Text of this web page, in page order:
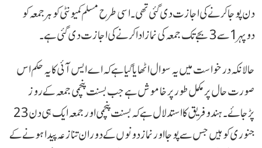
دن پوجا کرنے کی اجازت دی گئی تھی۔ اسی طرح مسلم کمیونٹی کو ہر جمعہ کو
دوپہر1 سے 3 بجے تک جمعہ کی نمازادا کرنے کی اجازت دی گئی ہے۔
حالانکہ درخواست میں یہ سوال اٹھایا گیا ہے کہ اے ایس آئی کا یہ حکم اس
صورت حال پر مکمل طور پر خاموش ہے جب بسنت پنچمی جمعہ کے روز
پڑجائے۔ ہندو فریق کا استدلال ہے کہ بسنت پنچمی اور جمعہ ایک ہی دن 23
جنوری کو ہیں جس سے پوجا اور نماز دونوں کے دوران تنازعہ پیدا ہونے کے